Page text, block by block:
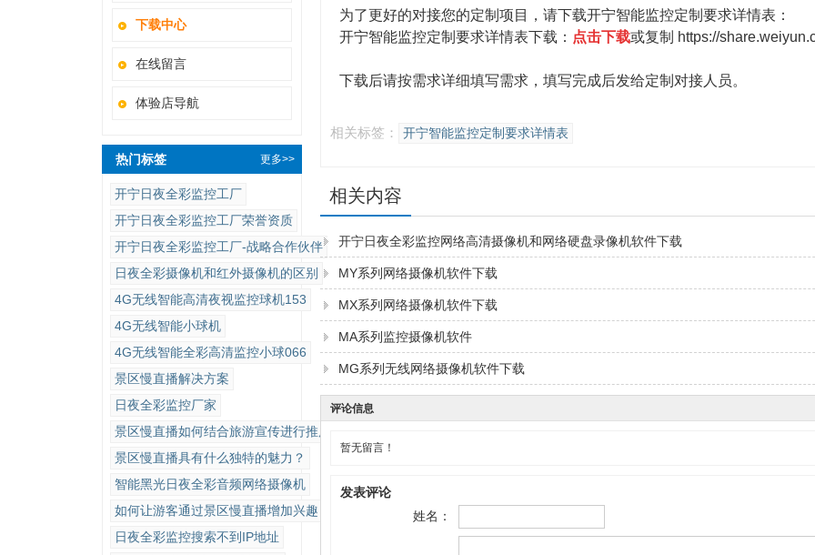
下载中心
在线留言
体验店导航
热门标签 更多>>
开宁日夜全彩监控工厂
开宁日夜全彩监控工厂荣誉资质
开宁日夜全彩监控工厂-战略合作伙伴
日夜全彩摄像机和红外摄像机的区别
4G无线智能高清夜视监控球机153
4G无线智能小球机
4G无线智能全彩高清监控小球066
景区慢直播解决方案
日夜全彩监控厂家
景区慢直播如何结合旅游宣传进行推广？
景区慢直播具有什么独特的魅力？
智能黑光日夜全彩音频网络摄像机
如何让游客通过景区慢直播增加兴趣？
日夜全彩监控搜索不到IP地址
为了更好的对接您的定制项目，请下载开宁智能监控定制要求详情表：
开宁智能监控定制要求详情表下载： 点击下载或复制 https://
下载后请按需求详细填写需求，填写完成后发给定制对接人员。
相关标签： 开宁智能监控定制要求详情表
相关内容
开宁日夜全彩监控网络高清摄像机和网络硬盘录像机软件下载
MY系列网络摄像机软件下载
MX系列网络摄像机软件下载
MA系列监控摄像机软件
MG系列无线网络摄像机软件下载
评论信息
暂无留言！
发表评论
姓名：